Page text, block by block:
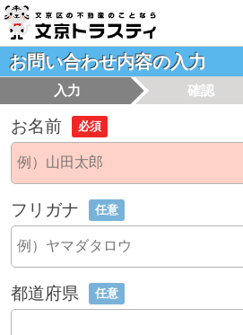
お問い合わせ内容の入力
入力 確認
お名前 必須
フリガナ 任意
都道府県 任意